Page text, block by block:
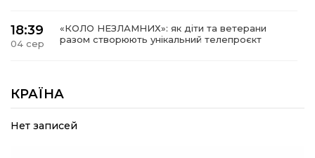
18:39
04 сер
«КОЛО НЕЗЛАМНИХ»: як діти та ветерани
разом створюють унікальний телепроєкт
04 сер
прикордоння до втраченого дому
19:36
Пишіть листи самому собі, або як уникнути
КРАЇНА
Нет записей